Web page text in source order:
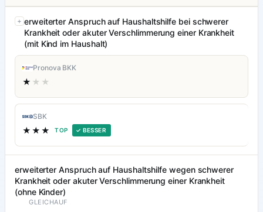
erweiterter Anspruch auf Haushaltshilfe bei schwerer
Krankheit oder akuter Verschlimmerung einer Krankheit
(mit Kind im Haushalt)
Pronova BKK
★ ★★
SBK
★★★ TOP ✓ BESSER
erweiterter Anspruch auf Haushaltshilfe wegen schwerer
Krankheit oder akuter Verschlimmerung einer Krankheit
(ohne Kinder)
GLEICHAUF